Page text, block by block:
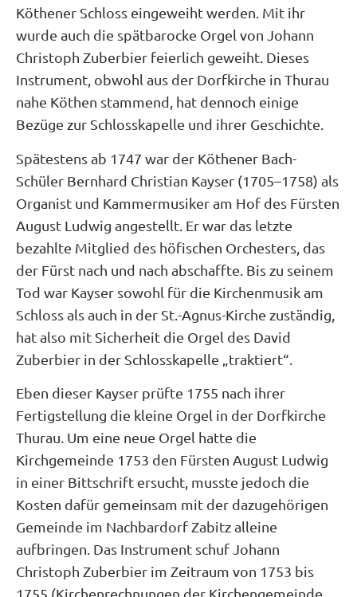
Köthener Schloss eingeweiht werden. Mit ihr
wurde auch die spätbarocke Orgel von Johann
Christoph Zuberbier feierlich geweiht. Dieses
Instrument, obwohl aus der Dorfkirche in Thurau
nahe Köthen stammend, hat dennoch einige
Bezüge zur Schlosskapelle und ihrer Geschichte.
Spätestens ab 1747 war der Köthener Bach-
Schüler Bernhard Christian Kayser (1705–1758) als
Organist und Kammermusiker am Hof des Fürsten
August Ludwig angestellt. Er war das letzte
bezahlte Mitglied des höfischen Orchesters, das
der Fürst nach und nach abschaffte. Bis zu seinem
Tod war Kayser sowohl für die Kirchenmusik am
Schloss als auch in der St.-Agnus-Kirche zuständig,
hat also mit Sicherheit die Orgel des David
Zuberbier in der Schlosskapelle „traktiert“.
Eben dieser Kayser prüfte 1755 nach ihrer
Fertigstellung die kleine Orgel in der Dorfkirche
Thurau. Um eine neue Orgel hatte die
Kirchgemeinde 1753 den Fürsten August Ludwig
in einer Bittschrift ersucht, musste jedoch die
Kosten dafür gemeinsam mit der dazugehörigen
Gemeinde im Nachbardorf Zabitz alleine
aufbringen. Das Instrument schuf Johann
Christoph Zuberbier im Zeitraum von 1753 bis
1755 (Kirchenrechnungen der Kirchengemeinde